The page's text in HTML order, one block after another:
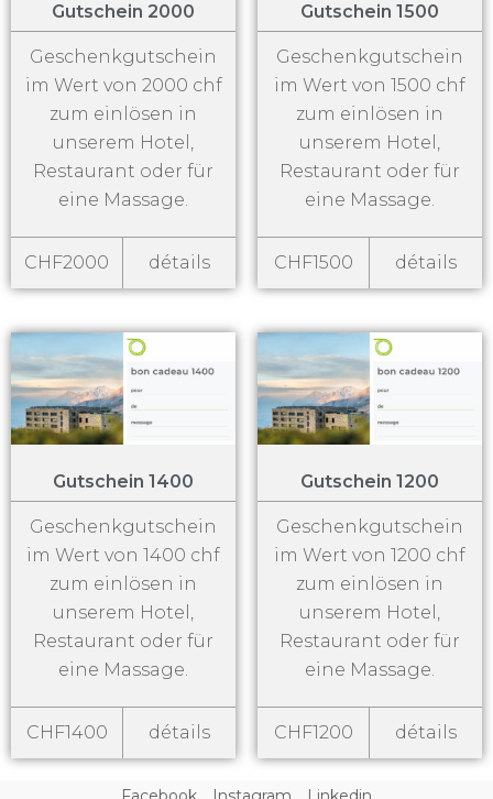
Gutschein 2000
Geschenkgutschein
im Wert von 2000 chf
zum einlösen in
unserem Hotel,
Restaurant oder für
eine Massage.
CHF2000 détails
Gutschein 1500
Geschenkgutschein
im Wert von 1500 chf
zum einlösen in
unserem Hotel,
Restaurant oder für
eine Massage.
CHF1500 détails
Gutschein 1400
Geschenkgutschein
im Wert von 1400 chf
zum einlösen in
unserem Hotel,
Restaurant oder für
eine Massage.
CHF1400 détails
Gutschein 1200
Geschenkgutschein
im Wert von 1200 chf
zum einlösen in
unserem Hotel,
Restaurant oder für
eine Massage.
CHF1200 détails